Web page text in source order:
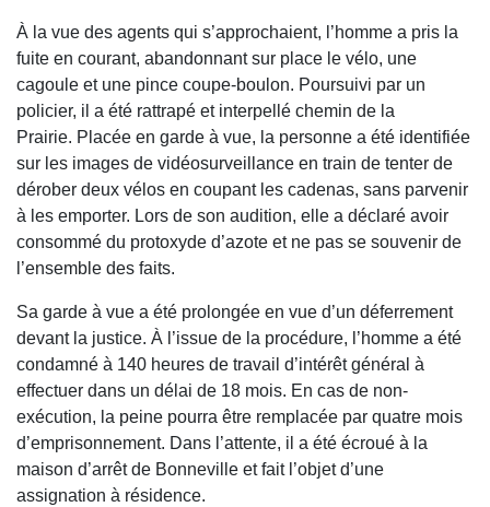
À la vue des agents qui s’approchaient, l’homme a pris la
fuite en courant, abandonnant sur place le vélo, une
cagoule et une pince coupe-boulon. Poursuivi par un
policier, il a été rattrapé et interpellé chemin de la
Prairie. Placée en garde à vue, la personne a été identifiée
sur les images de vidéosurveillance en train de tenter de
dérober deux vélos en coupant les cadenas, sans parvenir
à les emporter. Lors de son audition, elle a déclaré avoir
consommé du protoxyde d’azote et ne pas se souvenir de
l’ensemble des faits.
Sa garde à vue a été prolongée en vue d’un déferrement
devant la justice. À l’issue de la procédure, l’homme a été
condamné à 140 heures de travail d’intérêt général à
effectuer dans un délai de 18 mois. En cas de non-
exécution, la peine pourra être remplacée par quatre mois
d’emprisonnement. Dans l’attente, il a été écroué à la
maison d’arrêt de Bonneville et fait l’objet d’une
assignation à résidence.